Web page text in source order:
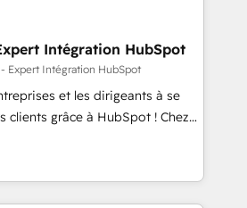
investment in HubSpot.
2015 we are fully
and with an experienced
with reputable companies in
manufacturing, SaaS and
We prepare a customized
transformation, including a
with a focus on ROI and
Intégration HubSpot
Expert Intégration HubSpot
et les dirigeants à se
clients grâce à HubSpot ! Chez
avons l'intime conviction que la
passe par l’innovation web,
et la relation client ! C'est
sont à la fois capables de